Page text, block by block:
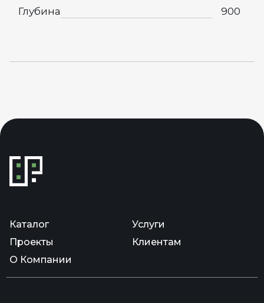
Глубина 900
Каталог
Услуги
Проекты
Клиентам
О Компании